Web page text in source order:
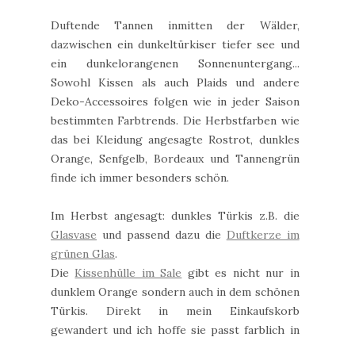
Duftende Tannen inmitten der Wälder,
dazwischen ein dunkeltürkiser tiefer see und
ein dunkelorangenen Sonnenuntergang...
Sowohl Kissen als auch Plaids und andere
Deko-Accessoires folgen wie in jeder Saison
bestimmten Farbtrends. Die Herbstfarben wie
das bei Kleidung angesagte Rostrot, dunkles
Orange, Senfgelb, Bordeaux und Tannengrün
finde ich immer besonders schön.
Im Herbst angesagt: dunkles Türkis z.B. die
Glasvase und passend dazu die Duftkerze im
grünen Glas.
Die Kissenhülle im Sale gibt es nicht nur in
dunklem Orange sondern auch in dem schönen
Türkis. Direkt in mein Einkaufskorb
gewandert und ich hoffe sie passt farblich in